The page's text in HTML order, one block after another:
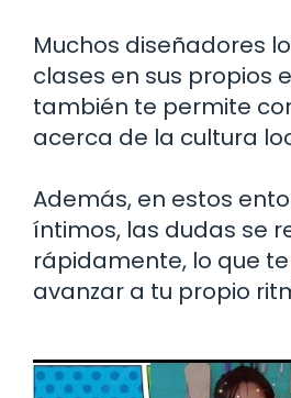
Muchos diseñadores
clases en sus propios
también te permite
acerca de la cultura
Además, en estos
íntimos, las dudas se
rápidamente, lo que
avanzar a tu propio